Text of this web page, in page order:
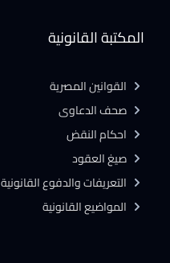
المكتبة القانونية
القوانين المصرية
صحف الدعاوى
احكام النقض
صيغ العقود
التعريفات والدفوع القانونية
المواضيع القانونية